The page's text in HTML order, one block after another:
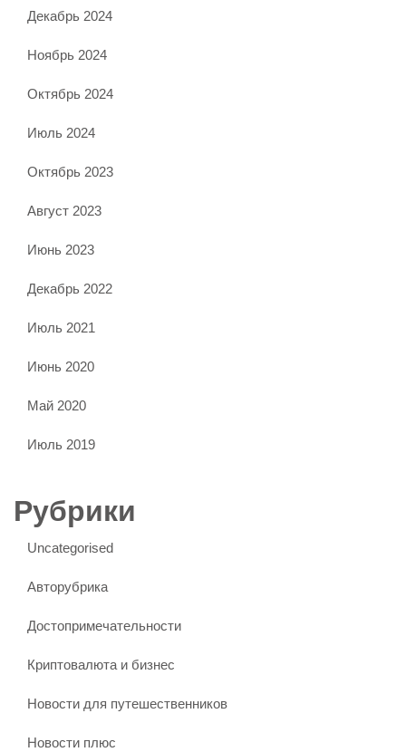
Декабрь 2024
Ноябрь 2024
Октябрь 2024
Июль 2024
Октябрь 2023
Август 2023
Июнь 2023
Декабрь 2022
Июль 2021
Июнь 2020
Май 2020
Июль 2019
Рубрики
Uncategorised
Авторубрика
Достопримечательности
Криптовалюта и бизнес
Новости для путешественников
Новости плюс